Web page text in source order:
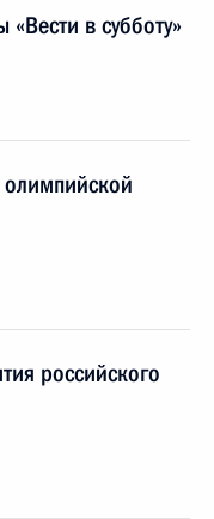
в субботу»
российского